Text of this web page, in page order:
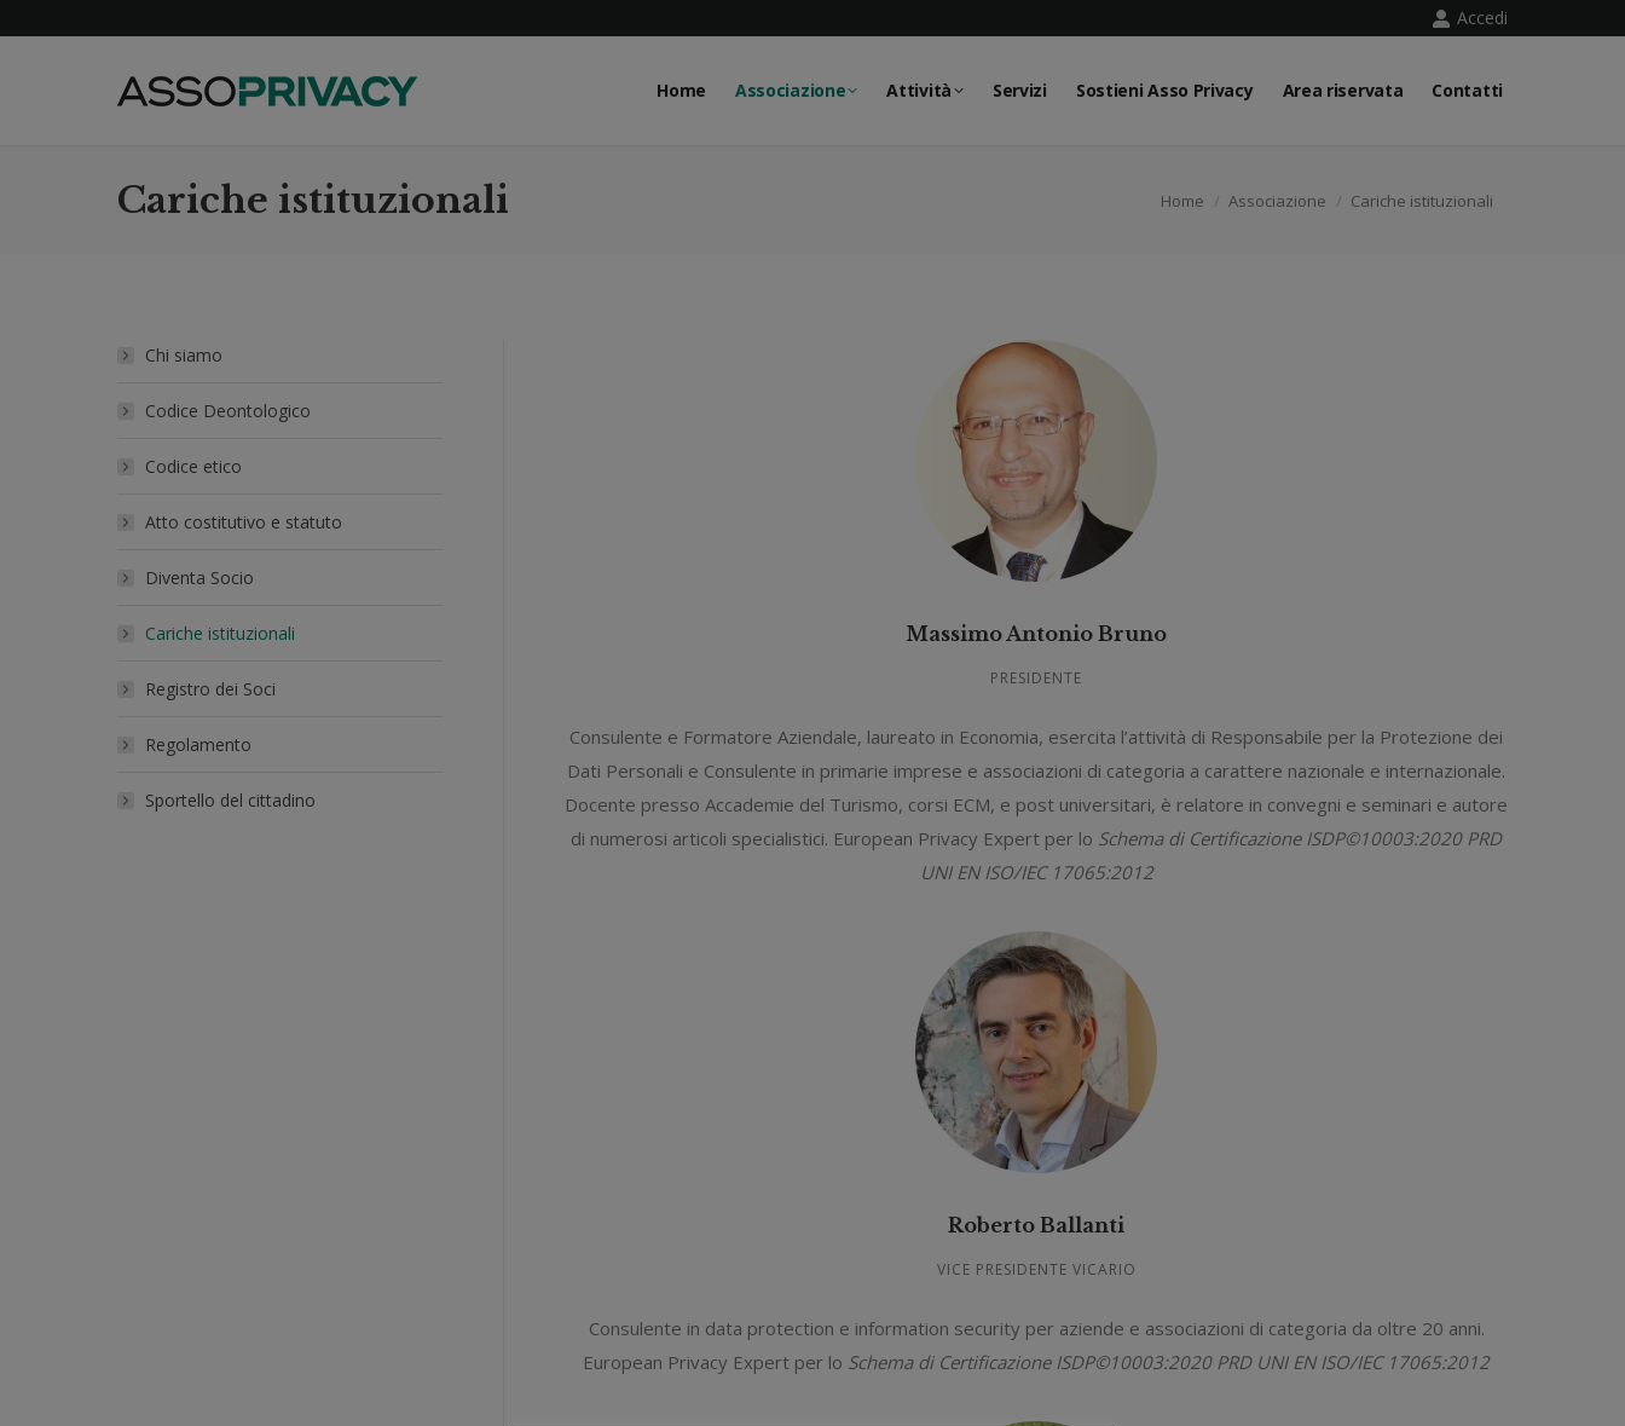
Accedi
Home Associazione Attività Servizi Sostieni Asso Privacy Area riservata Contatti
Cariche istituzionali Tu sei qui:
Home Associazione Cariche istituzionali
Massimo Antonio Bruno
PRESIDENTE
Consulente e Formatore Aziendale, laureato in Economia, esercita l’attività di Responsabile per la Protezione dei
Dati Personali e Consulente in primarie imprese e associazioni di categoria a carattere nazionale e internazionale.
Docente presso Accademie del Turismo, corsi ECM, e post universitari, è relatore in convegni e seminari e autore
di numerosi articoli specialistici. European Privacy Expert per lo Schema di Certificazione ISDP©10003:2020 PRD
UNI EN ISO/IEC 17065:2012
Roberto Ballanti
VICE PRESIDENTE VICARIO
Consulente in data protection e information security per aziende e associazioni di categoria da oltre 20 anni.
European Privacy Expert per lo Schema di Certificazione ISDP©10003:2020 PRD UNI EN ISO/IEC 17065:2012
Chi siamo
Codice Deontologico
Codice etico
Atto costitutivo e statuto
Diventa Socio
Cariche istituzionali
Registro dei Soci
Regolamento
Sportello del cittadino